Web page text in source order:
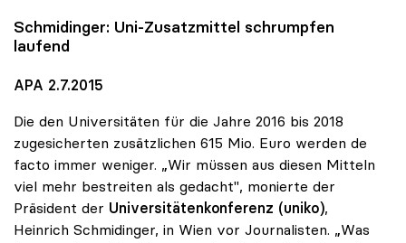
Schmidinger: Uni-Zusatzmittel schrumpfen
laufend
APA 2.7.2015
Die den Universitäten für die Jahre 2016 bis 2018
zugesicherten zusätzlichen 615 Mio. Euro werden de
facto immer weniger. „Wir müssen aus diesen Mitteln
viel mehr bestreiten als gedacht", monierte der
Präsident der Universitätenkonferenz (uniko),
Heinrich Schmidinger, in Wien vor Journalisten. „Was